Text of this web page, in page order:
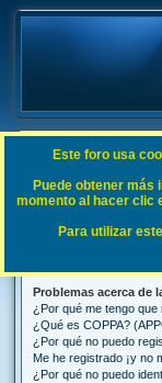
FAQ
Índice general
Preguntas
Problemas acerca de
¿Por qué me tengo que
¿Qué es COPPA?
¿Por qué no puedo
Me he registrado ¡y no
¿Por qué no puedo
Este foro usa
Puede obtener más
momento al hacer clic
Para utilizar